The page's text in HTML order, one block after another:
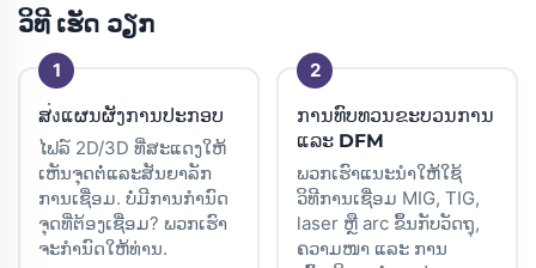
ວິທີ ເຮັດ ວຽກ
ສ่งແຜນຜັງການປະກອບ
ໄຟລ໌ 2D/3D ທີ່ສະແດງໃຫ້
ເຫັນຈຸດຕໍ່ແລະສັນຍາລັກ
ການເຊື່ອມ. ບໍ່ມີການກຳນົດ
ຈຸດທີ່ຕ້ອງເຊື່ອມ? ພວກເຮົາ
ຈະກຳນົດໃຫ້ທ່ານ.
ການທົບທວນຂະບວນການ
ແລະ DFM
ພວກເຮົາແນະນຳໃຫ້ໃຊ້
ວິທີການເຊື່ອມ MIG, TIG,
laser ຫຼື arc ຂຶ້ນກັບວັດຖຸ,
ຄວາມໜາ ແລະ ການ